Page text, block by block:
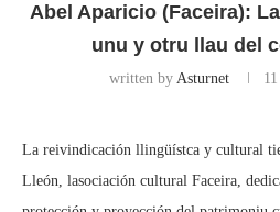
Abel Aparicio (Faceira):
unu y otru llau del
written by Asturnet
La reivindicación llingüístca y cultural
Lleón, lasociación cultural Faceira,